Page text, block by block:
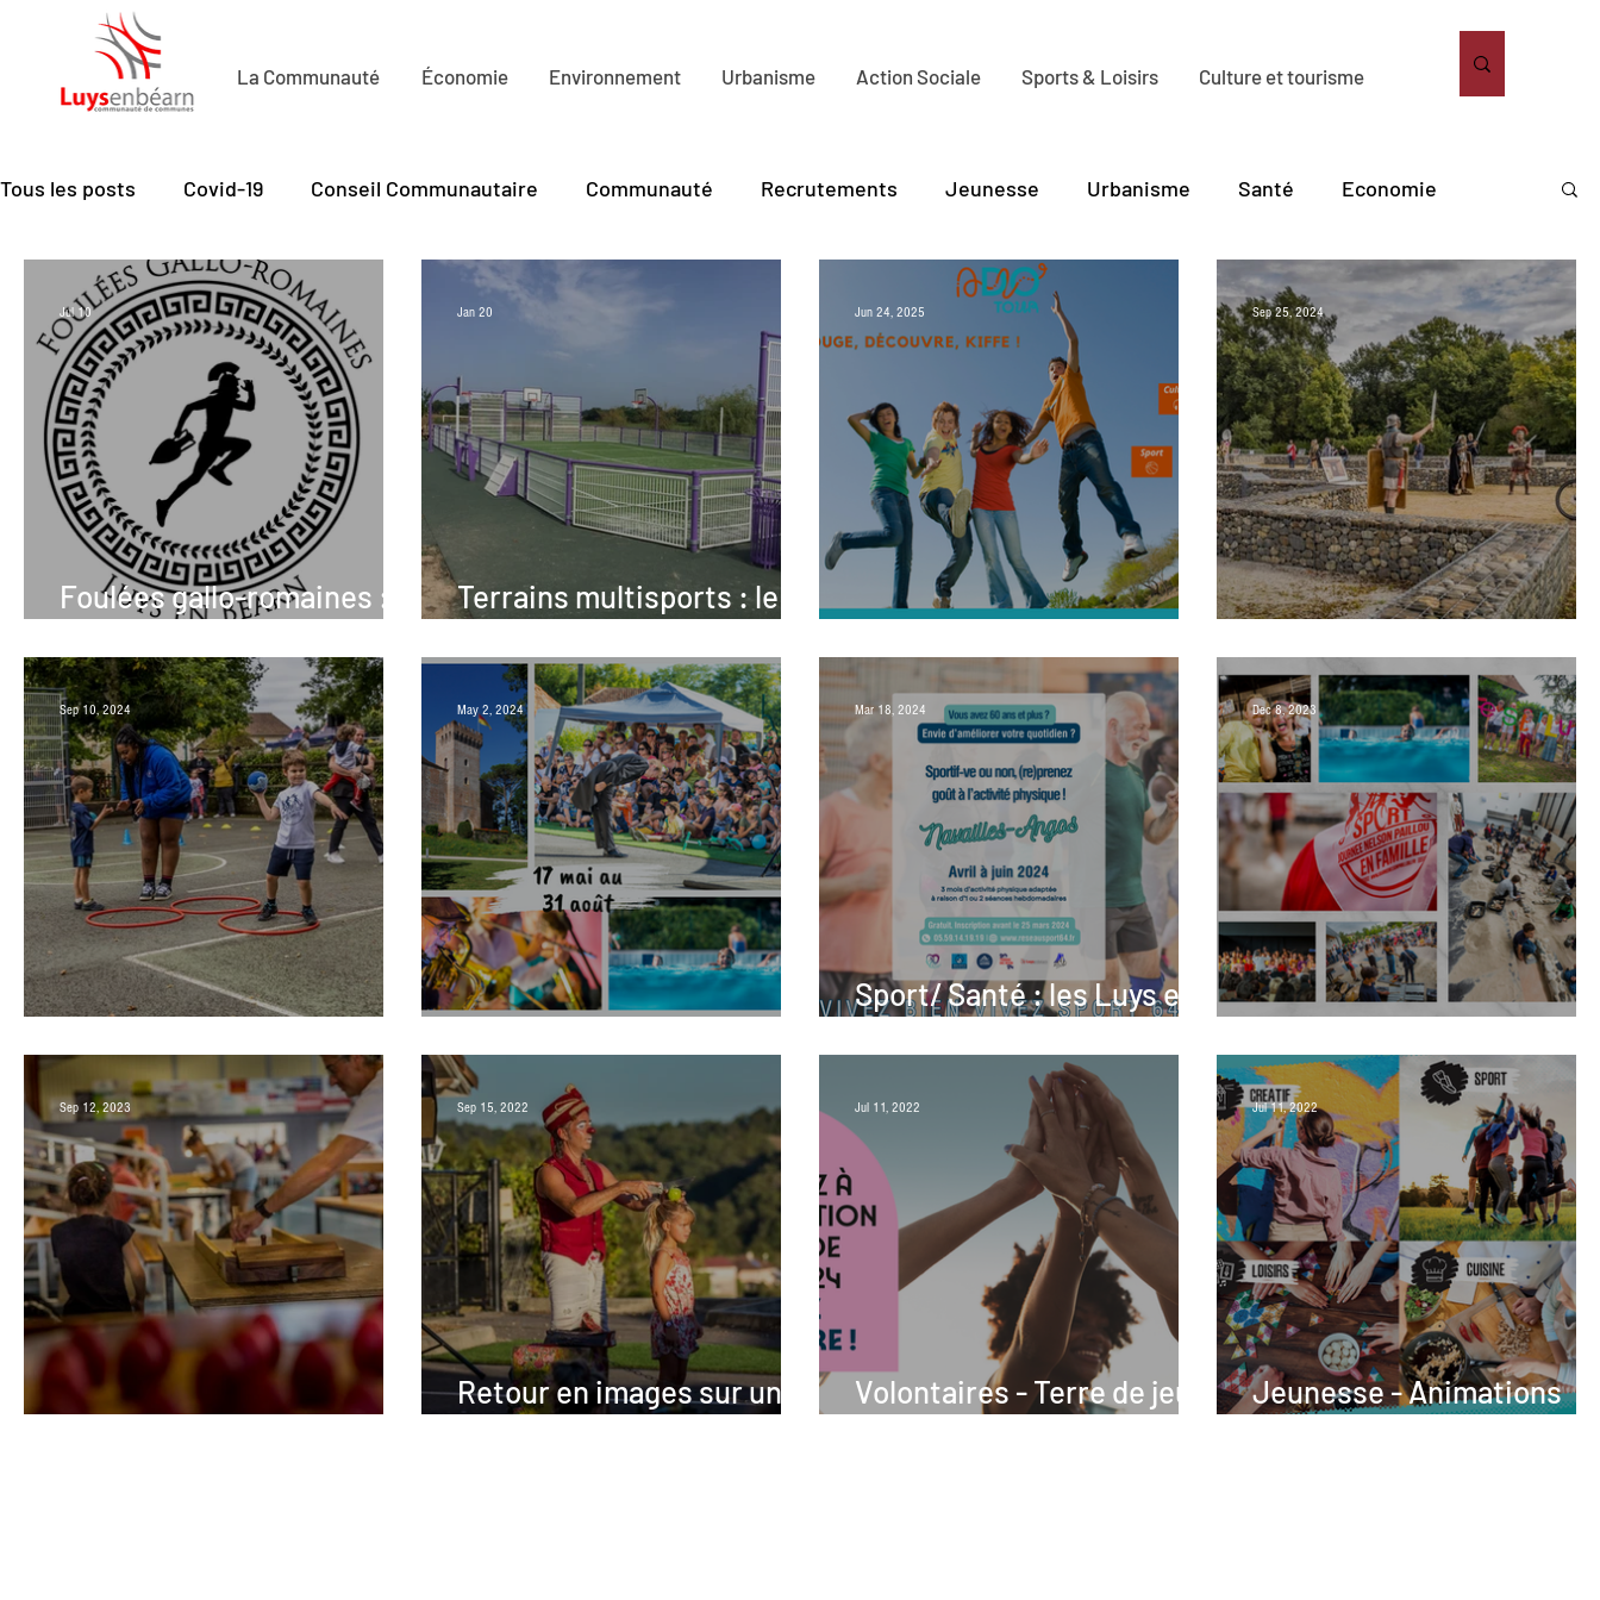
La Communauté Économie Environnement Urbanisme Action Sociale Sports & Loisirs Culture et tourisme
Tous les posts Covid-19 Conseil Communautaire Communauté Recrutements Jeunesse Urbanisme Santé Economie
Economie de Proximité Culture Environnement Habitat Solidarité Sport Loisirs
Mobilité Santé - seniors
Foulées gallo-romaines :
Jul 10
Terrains multisports : le
Jan 20 Jun 24, 2025 Sep 25, 2024
Sep 10, 2024 May 2, 2024
Sport/ Santé : les Luys en
Mar 18, 2024 Dec 8, 2023
Sep 12, 2023
Retour en images sur un
Sep 15, 2022
Volontaires - Terre de jeux
Jul 11, 2022
Jeunesse - Animations
Jul 11, 2022